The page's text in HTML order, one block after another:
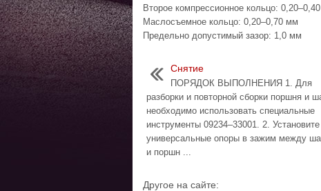
Второе компрессионное кольцо:
Маслосъемное кольцо: 0,20–0,70 мм
Предельно допустимый зазор: 1,0 мм
Снятие
ПОРЯДОК ВЫПОЛНЕНИЯ 1. Для
разборки и повторной сборки поршня и
необходимо использовать специальные
инструменты 09234–33001. 2. Установите
универсальные опоры в зажим между
и поршн ...
Другое на сайте: